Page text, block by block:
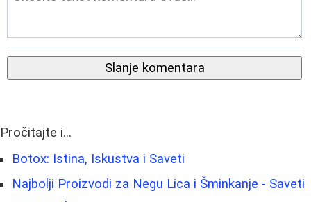
Slanje komentara
Pročitajte i...
Botox: Istina, Iskustva i Saveti
Najbolji Proizvodi za Negu Lica i Šminkanje - Saveti